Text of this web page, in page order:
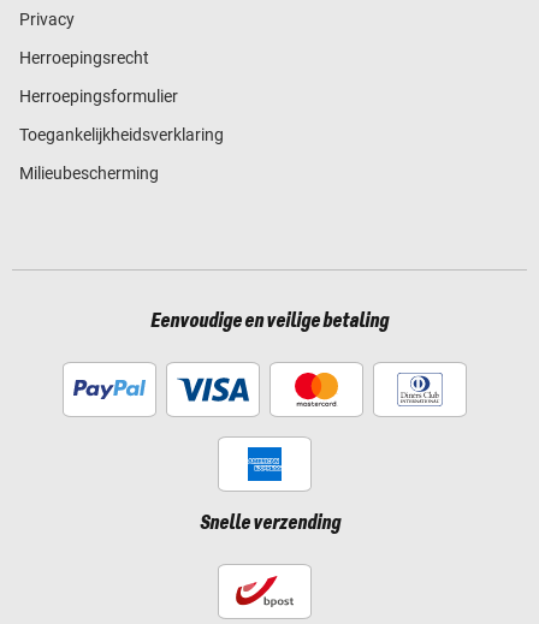
Privacy
Herroepingsrecht
Herroepingsformulier
Toegankelijkheidsverklaring
Milieubescherming
Eenvoudige en veilige betaling
Snelle verzending